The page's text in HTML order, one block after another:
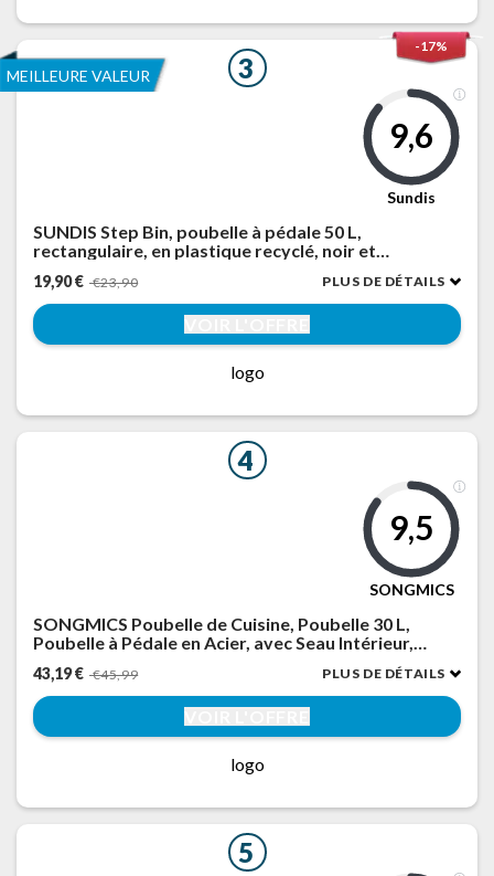
3
MEILLEURE VALEUR
-17%
9,6
Sundis
SUNDIS Step Bin, poubelle à pédale 50 L,
rectangulaire, en plastique recyclé, noir et
anthracite, pour cuisine, bureau, buanderie, garage,
atelier
19,90 € €23,90 PLUS DE DÉTAILS
logo
4
9,5
SONGMICS
SONGMICS Poubelle de Cuisine, Poubelle 30 L,
Poubelle à Pédale en Acier, avec Seau Intérieur,
Fermeture Douce et Maintien en Ouverture, Beige
Sable LTB593A02
43,19 € €45,99 PLUS DE DÉTAILS
logo
5